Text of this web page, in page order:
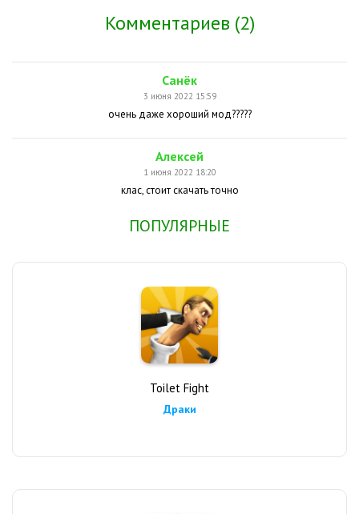
Комментариев (2)
Санёк
3 июня 2022 15:59
очень даже хороший мод?????
Алексей
1 июня 2022 18:20
клас, стоит скачать точно
ПОПУЛЯРНЫЕ
Toilet Fight
Драки